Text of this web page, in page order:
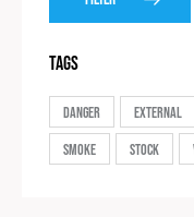
Tags
Danger External
Smoke
Stock